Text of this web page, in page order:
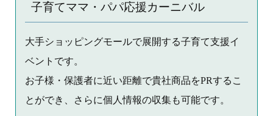
子育てママ・パパ応援カーニバル
大手ショッピングモールで展開する子育て支援イ
ベントです。
お子様・保護者に近い距離で貴社商品をPRするこ
とができ、さらに個人情報の収集も可能です。